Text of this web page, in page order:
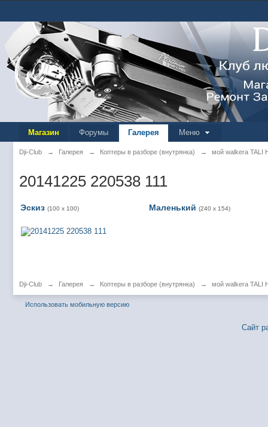
Магазин Форумы Галерея Меню
Dji-Club → Галерея → Коптеры в разборе (внутрянка) → мой walkera TALI
20141225 220538 111
Эскиз (100 x 100) Маленький (240 x 154)
Dji-Club → Галерея → Коптеры в разборе (внутрянка) → мой walkera TALI
Использовать мобильную версию
Сайт